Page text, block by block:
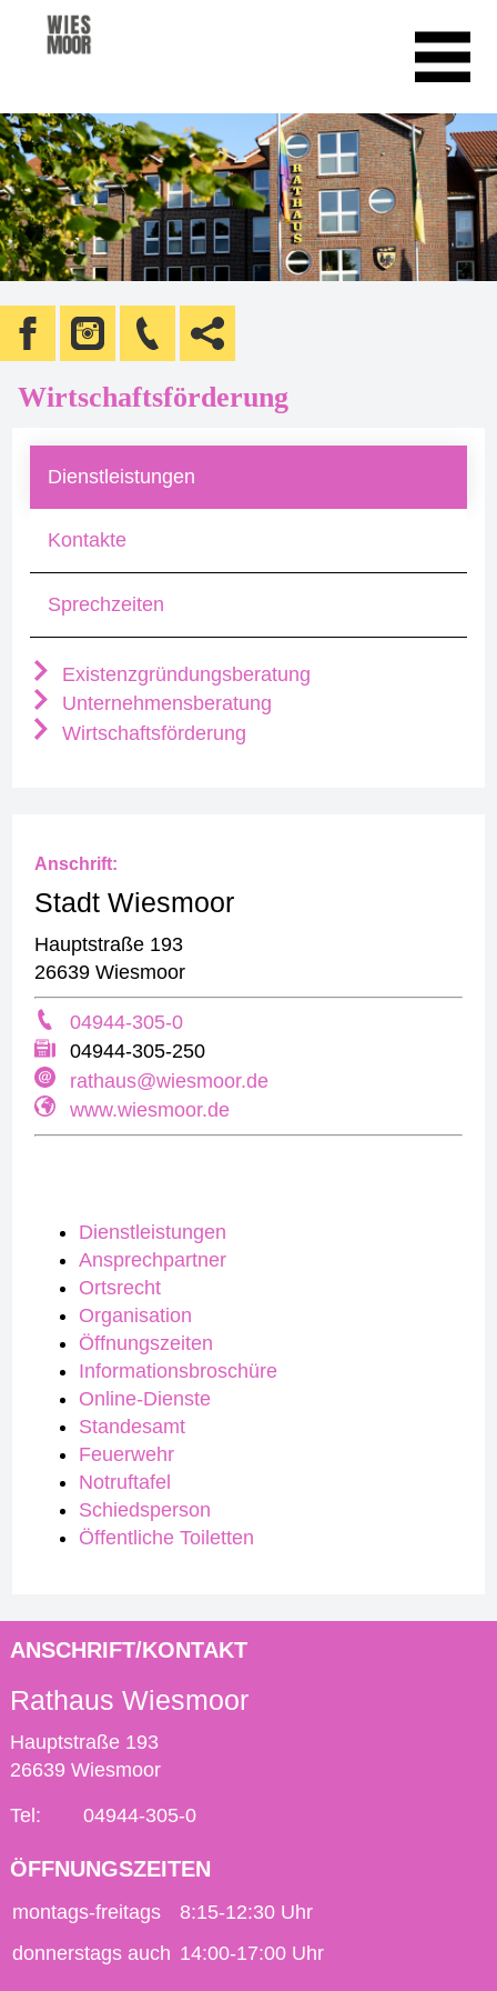
Wirtschaftsförderung
Dienstleistungen
Kontakte
Sprechzeiten
Existenzgründungsberatung
Unternehmensberatung
Wirtschaftsförderung
Dienstleistungen
Ansprechpartner
Ortsrecht
Organisation
Öffnungszeiten
Informationsbroschüre
Online-Dienste
Standesamt
Feuerwehr
Notruftafel
Schiedsperson
Öffentliche Toiletten
Anschrift:
Stadt Wiesmoor
Hauptstraße 193
26639 Wiesmoor
04944-305-0
04944-305-250
rathaus@wiesmoor.de
www.wiesmoor.de
ANSCHRIFT/KONTAKT
Rathaus Wiesmoor
Hauptstraße 193
26639 Wiesmoor
Tel: 04944-305-0
ÖFFNUNGSZEITEN
montags-freitags
8:15-12:30 Uhr
donnerstags auch 14:00-17:00 Uhr